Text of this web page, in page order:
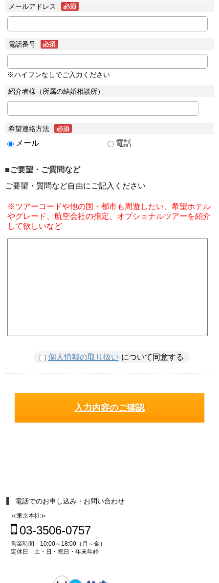
メールアドレス
電話番号
※ハイフンなしでご入力ください
紹介者様（所属の結婚相談所）
希望連絡方法
メール 電話
■ご要望・ご質問など
ご要望・質問など自由にご記入ください
※ツアーコードや他の国・都市も周遊したい、希望ホテル
やグレード、航空会社の指定、オプショナルツアーを紹介
して欲しいなど
個人情報の取り扱い について同意する
電話でのお申し込み・お問い合わせ
≪東京本社≫
03-3506-0757
営業時間 10:00～18:00（月～金）
定休日 土・日・祝日・年末年始